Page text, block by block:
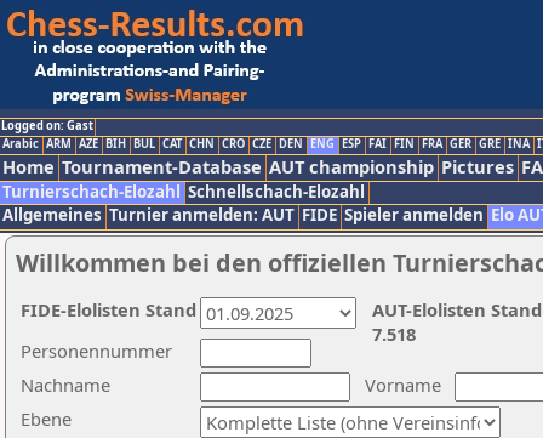
Logged on: Gast
Arabic ARM AZE BIH BUL CAT CHN CRO CZE DEN ENG ESP FAI FIN FRA GER GRE INA
Home Tournament-Database AUT championship Pictures
Turnierschach-Elozahl Schnellschach-Elozahl
Allgemeines Turnier anmelden: AUT FIDE Spieler anmelden Elo
Willkommen bei den offiziellen
Nachname
Vorname
Ebene
Personennummer
AUT-Elolisten
7.518
FIDE-Elolisten Stand